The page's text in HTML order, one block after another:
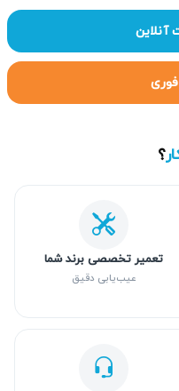
؟
تعمیر تخصصی برند شما
عیب‌یابی دقیق